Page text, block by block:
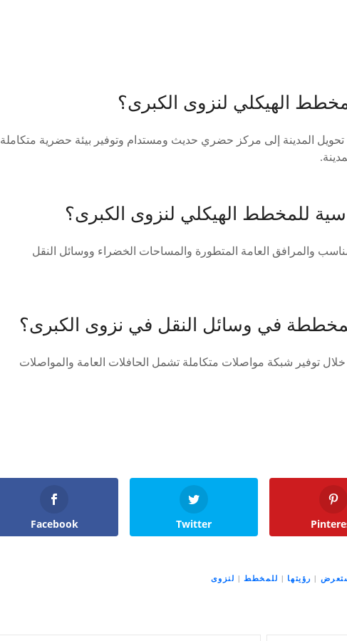
المدينة إلى مركز حضري حديث ومستدام وتوفير بيئة حضرية متكاملة
والمرافق العامة المتطورة والمساحات الخضراء ووسائل النقل
توفير شبكة مواصلات متكاملة تشمل الحافلات العامة والمواصلات
Facebook Twitter
| رؤيتها | للمخطط | لنزوى